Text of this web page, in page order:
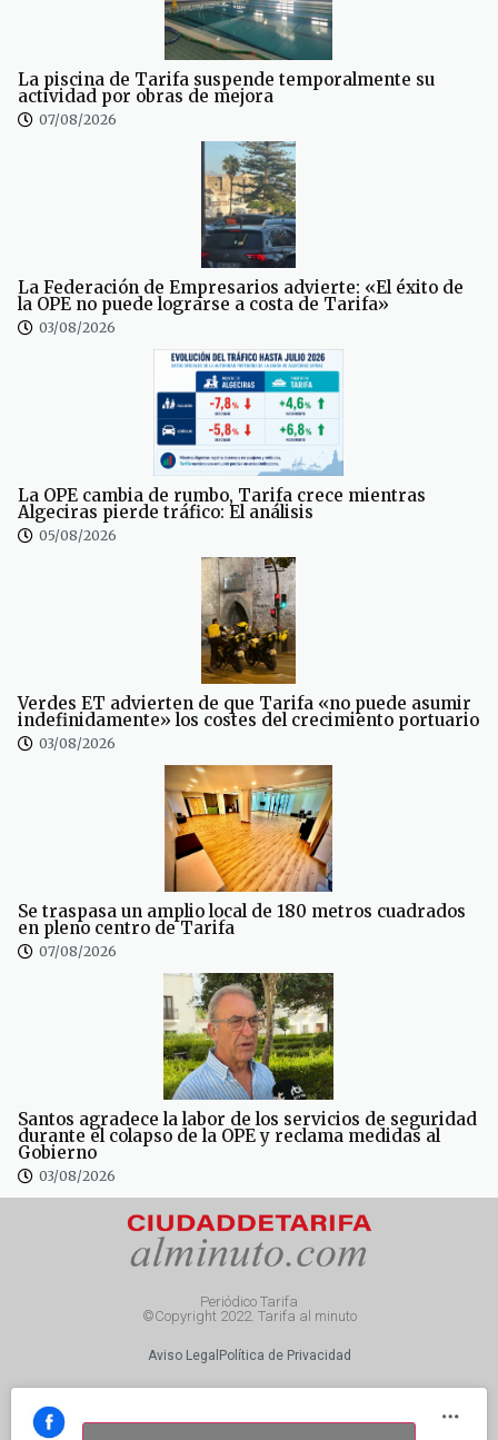
La piscina de Tarifa suspende temporalmente su
actividad por obras de mejora
07/08/2026
La Federación de Empresarios advierte: «El éxito de
la OPE no puede lograrse a costa de Tarifa»
03/08/2026
La OPE cambia de rumbo, Tarifa crece mientras
Algeciras pierde tráfico: El análisis
05/08/2026
Verdes ET advierten de que Tarifa «no puede asumir
indefinidamente» los costes del crecimiento portuario
03/08/2026
Se traspasa un amplio local de 180 metros cuadrados
en pleno centro de Tarifa
07/08/2026
Santos agradece la labor de los servicios de seguridad
durante el colapso de la OPE y reclama medidas al
Gobierno
03/08/2026
Periódico Tarifa
©Copyright 2022. Tarifa al minuto
Aviso Legal Política de Privacidad